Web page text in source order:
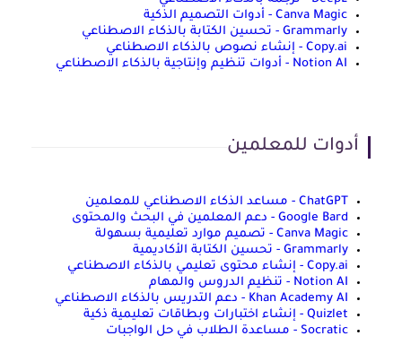
Canva Magic - أدوات التصميم الذكية
Grammarly - تحسين الكتابة بالذكاء الاصطناعي
Copy.ai - إنشاء نصوص بالذكاء الاصطناعي
Notion AI - أدوات تنظيم وإنتاجية بالذكاء الاصطناعي
أدوات للمعلمين
ChatGPT - مساعد الذكاء الاصطناعي للمعلمين
Google Bard - دعم المعلمين في البحث والمحتوى
Canva Magic - تصميم موارد تعليمية بسهولة
Grammarly - تحسين الكتابة الأكاديمية
Copy.ai - إنشاء محتوى تعليمي بالذكاء الاصطناعي
Notion AI - تنظيم الدروس والمهام
Khan Academy AI - دعم التدريس بالذكاء الاصطناعي
Quizlet - إنشاء اختبارات وبطاقات تعليمية ذكية
Socratic - مساعدة الطلاب في حل الواجبات